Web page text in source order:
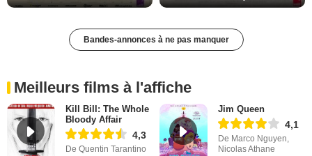
Bandes-annonces à ne pas manquer
Meilleurs films à l'affiche
Kill Bill: The Whole
Bloody Affair
4,3
De Quentin Tarantino
Jim Queen
4,1
De Marco Nguyen,
Nicolas Athane